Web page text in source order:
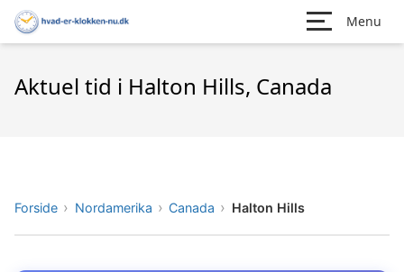
Menu
Aktuel tid i Halton Hills, Canada
Forside Nordamerika Canada Halton Hills